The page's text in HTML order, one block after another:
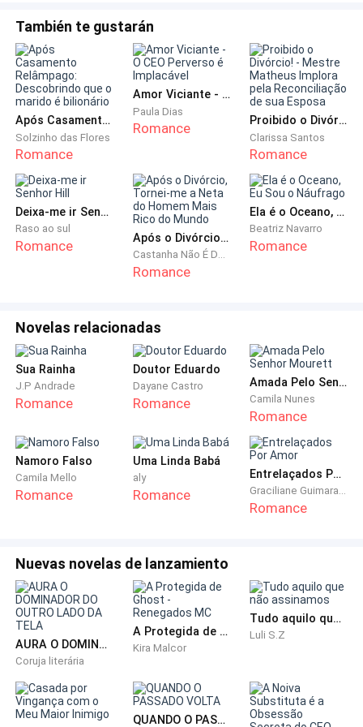
Posso estar ferrada, sem dinheiro e precisando muito
da ajuda dele, mas nunca abaixarei a minha cabeça.
Silos sempre me disse que tenho uma veia lutadora
em mim que sempre prevalece. Posso estar à beira de
um colapso, mas sempre me ponho a postos para a
briga.
Seu perfume amadeirado chega a mim antes de sua
figura de fato e constatar o quanto o aroma mexe
comigo, é desconcertante.
Seus ombros largos estão em uma camisa social
Samuel nunca gostou de nada muito apertado em seu
pescoço, nem mesmo cordões, ele usava.
Meus olhos se desviam muito singelamente para
suas coxas grossas, bem delineadas pelo tecido
Ele sempre foi um homem grande…, mas porra…
Subo meus olhos constrangidos para seu rosto e
foram meu porto seguro por muitos anos, mas que
Reprimo a onda de dor em meu peito, com sua
indiferença. Algo em meu peito, parece ter
despertado anos atrás depois que descobri que
Samuel nutria sentimentos por mim. Não é como se
eu, do nada, descobrisse, que o amo
apaixonadamente, mas uma sensação estranha ficou
También te gustarán
Após Casamento Relâmpago: Descobrindo que o marido é bilionário
Solzinho das Flores
Romance
Amor Viciante - O CEO Perverso é Implacável
Paula Dias
Romance Proibido o Divórcio! - Mestre Matheus Implora pela Reconciliação de sua Esposa
Clarissa Santos
Romance
Deixa-me ir Senhor Hill
Raso ao sul
Romance Após o Divórcio, Tornei-me a Neta do Homem Mais Rico do Mundo
Castanha Não É Doce
Romance
Ela é o Oceano, Eu Sou o Náufrago
Beatriz Navarro
Romance
Novelas relacionadas
Sua Rainha
J.P Andrade
Romance
Doutor Eduardo
Dayane Castro
Romance
Amada Pelo Senhor Mourett
Camila Nunes
Romance
Namoro Falso
Camila Mello
Romance
Uma Linda Babá
aly
Romance
Entrelaçados Por Amor
Graciliane Guimaraes
Romance
Nuevas novelas de lanzamiento
AURA O DOMINADOR DO OUTRO LADO DA TELA
Coruja literária
A Protegida de Ghost - Renegados MC
Kira Malcor
Tudo aquilo que não assinamos
Luli S.Z
QUANDO O PASSADO VOLTA